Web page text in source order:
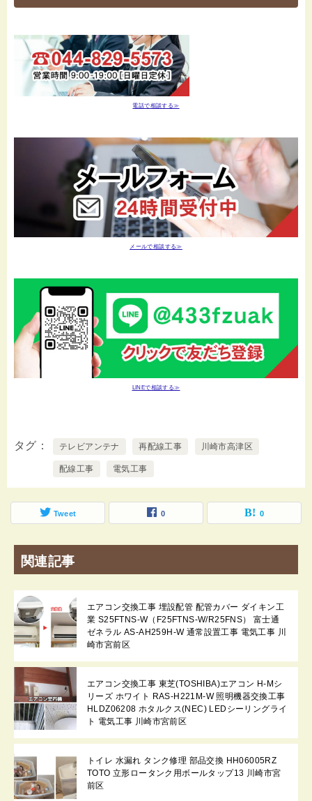
電話で相談する≫
メールで相談する≫
LINEで相談する≫
タグ テレビアンテナ 再配線工事 川崎市高津区
配線工事 電気工事
Tweet 0 0
関連記事
エアコン交換工事 埋設配管 配管カバー ダイキン工
業 S25FTNS-W（F25FTNS-W/R25FNS） 富士通
ゼネラル AS-AH259H-W 通常設置工事 電気工事 川
崎市宮前区
エアコン交換工事 東芝(TOSHIBA)エアコン H-Mシ
リーズ ホワイト RAS-H221M-W 照明機器交換工事
HLDZ06208 ホタルクス(NEC) LEDシーリングライ
ト 電気工事 川崎市宮前区
トイレ 水漏れ タンク修理 部品交換 HH06005RZ
TOTO 立形ロータンク用ボールタップ13 川崎市宮
前区